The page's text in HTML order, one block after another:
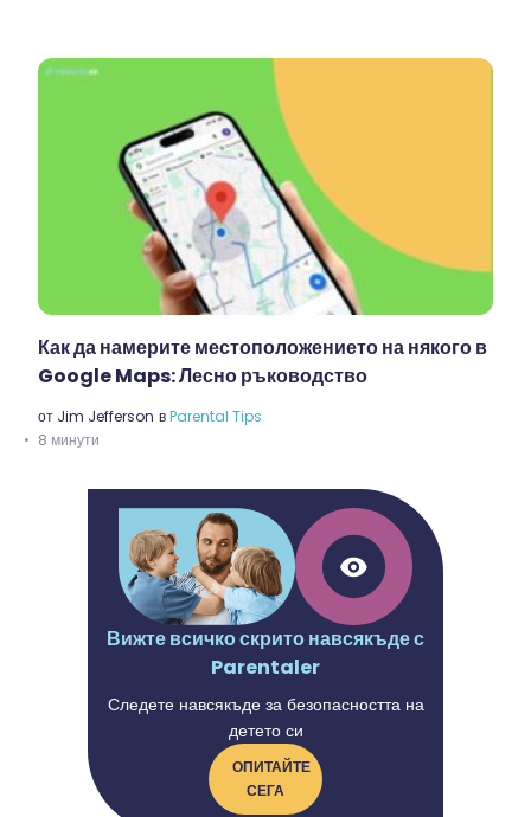
Как да намерите местоположението на някого в
Google Maps: Лесно ръководство
от Jim Jefferson вParental Tips
8 минути
Вижте всичко скрито навсякъде с
Parentaler
Следете навсякъде за безопасността на
детето си
ОПИТАЙТЕ
СЕГА